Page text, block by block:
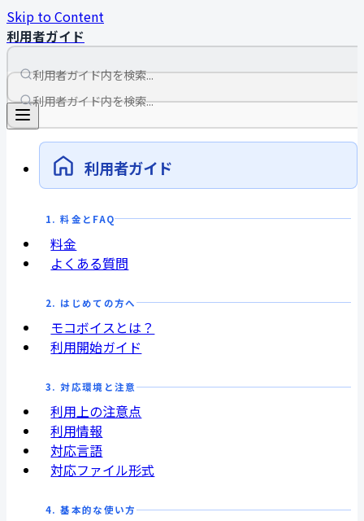
Skip to Content
利用者ガイド
利用者ガイド
1. 料金とFAQ
料金
よくある質問
2. はじめての方へ
モコボイスとは？
利用開始ガイド
3. 対応環境と注意
利用上の注意点
利用情報
対応言語
対応ファイル形式
4. 基本的な使い方